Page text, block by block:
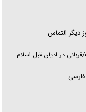
دیگر التماس
در ادیان قبل اسلام